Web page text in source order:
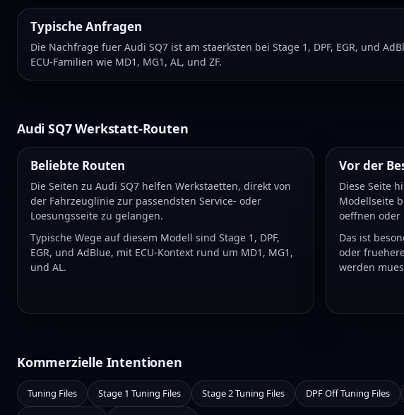
Typische Anfragen
Die Nachfrage fuer Audi SQ7 ist am staerksten bei Stage 1, DPF, EGR, und
ECU-Familien wie MD1, MG1, AL, und ZF.
Audi SQ7 Werkstatt-Routen
Beliebte Routen
Die Seiten zu Audi SQ7 helfen Werkstaetten, direkt von
der Fahrzeuglinie zur passendsten Service- oder
Loesungsseite zu gelangen.
Typische Wege auf diesem Modell sind Stage 1, DPF,
EGR, und AdBlue, mit ECU-Kontext rund um MD1, MG1,
und AL.
Vor der
Diese Seite
Modellseite
oeffnen oder
Das ist
oder
werden
Kommerzielle Intentionen
Tuning Files Stage 1 Tuning Files Stage 2 Tuning Files DPF Off Tuning Files